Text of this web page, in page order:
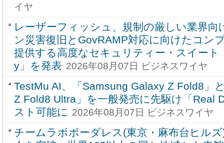
イヤ
レーザーフィッシュ、規制の厳しい業界
ン災害復旧とGovRAMP対応に向けたコン
提供する高度なセキュリティー・スイート
y」を発表 2026年08月07日 ビジネスワイヤ
TestMu AI、「Samsung Galaxy Z Fold8」
Z Fold8 Ultra」を一般発売に先駆け「Real
スト可能に 2026年08月07日 ビジネスワイヤ
チームラボボーダレス(東京・麻布台ヒル